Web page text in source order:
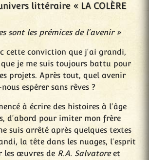
littéraire « LA COLÈRE
sont les prémices de l'avenir »
cette conviction que j'ai grandi,
que je me suis toujours battu pour
projets. Après tout, quel avenir
espérer sans rêves ?
à écrire des histoires à l'âge
d'abord pour imiter mon frère
suis arrêté après quelques textes
la tête dans les nuages, l'esprit
les œuvres de R.A. Salvatoreet